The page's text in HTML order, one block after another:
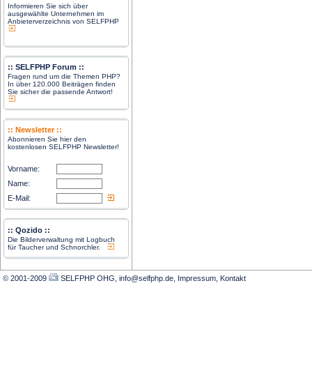
Informieren Sie sich über
ausgewählte Unternehmen im
Anbieterverzeichnis von SELFPHP
:: SELFPHP Forum ::
Fragen rund um die Themen PHP?
In über 120.000 Beiträgen finden
Sie sicher die passende Antwort!
:: Newsletter ::
Abonnieren Sie hier den
kostenlosen SELFPHP Newsletter!
Vorname:
Name:
E-Mail:
:: Qozido ::
Die Bilderverwaltung mit Logbuch
für Taucher und Schnorchler.
© 2001-2009 SELFPHP OHG, info@selfphp.de Impressum Kontakt